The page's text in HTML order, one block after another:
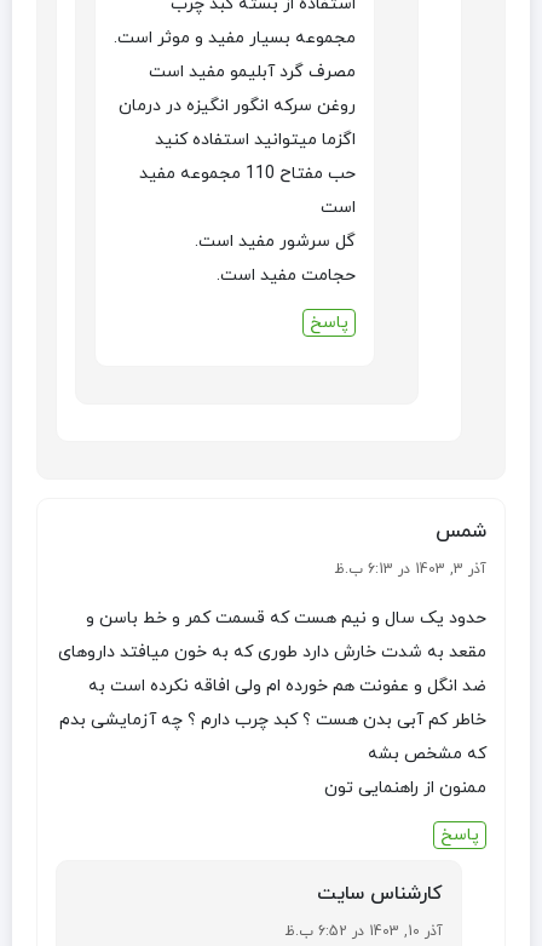
مجموعه بسیار مفید و موثر است.
مصرف گرد آبلیمو مفید است
روغن سرکه انگور انگیزه در درمان
اگزما میتوانید استفاده کنید
حب مفتاح 110 مجموعه مفید
است
گل سرشور مفید است.
حجامت مفید است.
پاسخ
شمس
آذر 3, 1403 در 6:13 ب.ظ
حدود یک سال و نیم هست که قسمت کمر و خط باسن و
مقعد به شدت خارش دارد طوری که به خون میافتد داروهای
ضد انگل و عفونت هم خورده ام ولی افاقه نکرده است به
خاطر کم آبی بدن هست ؟ کبد چرب دارم ؟ چه آزمایشی بدم
که مشخص بشه
ممنون از راهنمایی تون
پاسخ
کارشناس سایت
آذر 10, 1403 در 6:52 ب.ظ